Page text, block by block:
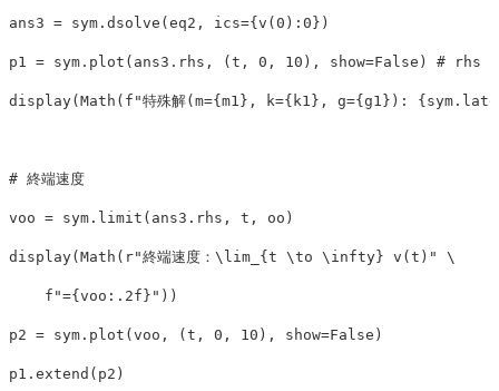
ans3 = sym . dsolve ( eq2 , ics={ v ( 0 ): 0 })
p1 = sym . plot ( ans3 . rhs , ( t , 0 , 10 ), show=False )
display( Math ( f "特殊解(m={ m1 } , k={ k1 } , g={ g1 } ): { sym .
voo = sym . limit ( ans3 . rhs , t , oo )
display( Math ( r"終端速度：\lim_{t \to \infty} v(t)" \
f "={ voo :. 2f } " ))
p2 = sym . plot ( voo , ( t , 0 , 10 ), show=False )
p1 . extend ( p2 )